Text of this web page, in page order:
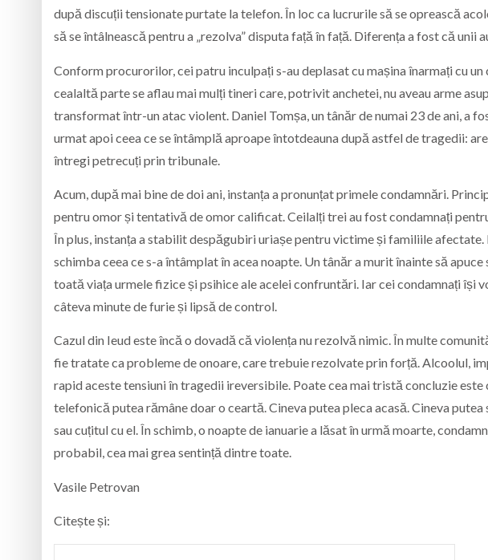
după discuții tensionate purtate la telefon. În loc ca lucrurile să se oprească
să se întâlnească pentru a „rezolva” disputa față în față. Diferența a fost că unii
Conform procurorilor, cei patru inculpați s-au deplasat cu mașina înarmați cu
cealaltă parte se aflau mai mulți tineri care, potrivit anchetei, nu aveau arme
transformat într-un atac violent. Daniel Tomșa, un tânăr de numai 23 de ani, a
urmat apoi ceea ce se întâmplă aproape întotdeauna după astfel de tragedii:
întregi petrecuți prin tribunale.
Acum, după mai bine de doi ani, instanța a pronunțat primele condamnări.
pentru omor și tentativă de omor calificat. Ceilalți trei au fost condamnați
În plus, instanța a stabilit despăgubiri uriașe pentru victime și familiile afectate.
schimba ceea ce s-a întâmplat în acea noapte. Un tânăr a murit înainte să
toată viața urmele fizice și psihice ale acelei confruntări. Iar cei condamnați își
câteva minute de furie și lipsă de control.
Cazul din Ieud este încă o dovadă că violența nu rezolvă nimic. În multe
fie tratate ca probleme de onoare, care trebuie rezolvate prin forță. Alcoolul,
rapid aceste tensiuni în tragedii ireversibile. Poate cea mai tristă concluzie
telefonică putea rămâne doar o ceartă. Cineva putea pleca acasă. Cineva putea
sau cuțitul cu el. În schimb, o noapte de ianuarie a lăsat în urmă moarte,
probabil, cea mai grea sentință dintre toate.
Vasile Petrovan
Citește și: